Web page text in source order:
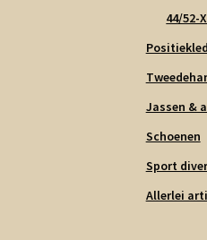
44/52-
Jassen &
Schoenen
Sport
Allerlei